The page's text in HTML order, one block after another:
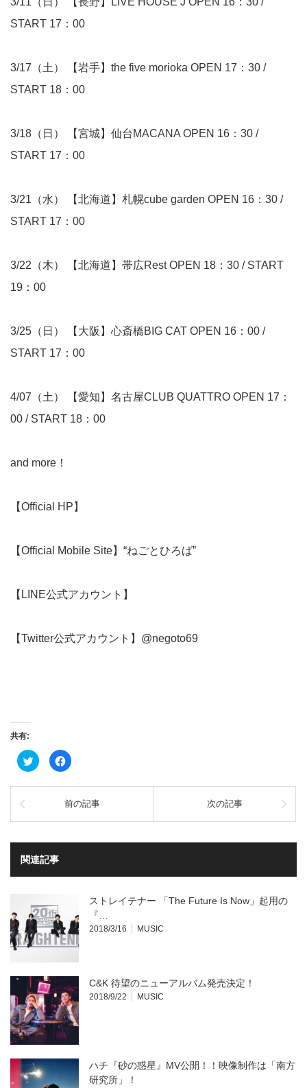
START 17：00
3/17（土） 【岩手】the five morioka OPEN 17：30 /
START 18：00
3/18（日） 【宮城】仙台MACANA OPEN 16：30 /
START 17：00
3/21（水） 【北海道】札幌cube garden OPEN 16：30 /
START 17：00
3/22（木） 【北海道】帯広Rest OPEN 18：30 / START
19：00
3/25（日） 【大阪】心斎橋BIG CAT OPEN 16：00 /
START 17：00
4/07（土） 【愛知】名古屋CLUB QUATTRO OPEN 17：
00 / START 18：00
and more！
【Official HP 】
【Official Mobile Site】“ねごとひろば”
【 LINE公式アカウント 】
【Twitter公式アカウント】@negoto69
共有:
ク
リ
共
(新
い
ウ
で
開
き
ま
す)
Facebook
で
る
に
ク
ッ
い
ウ
ィ
ン
ウ
き
ま
す)
前の記事 次の記事
関連記事
ストレイテナー 「The Future Is Now」起用の
『…
2018/3/16 MUSIC
C&K 待望のニューアルバム発売決定！
2018/9/22 MUSIC
ハチ『砂の惑星』MV公開！！映像制作は「南方
研究所」！